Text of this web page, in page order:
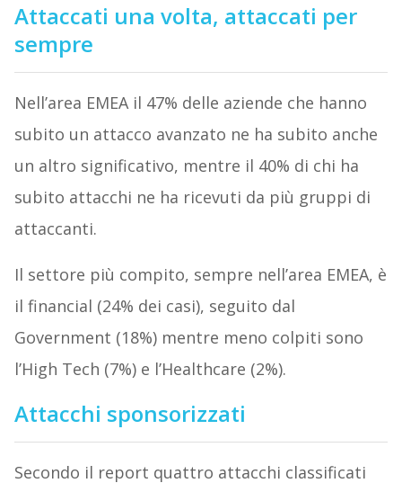
Attaccati una volta, attaccati per
sempre
Nell’area EMEA il 47% delle aziende che hanno
subito un attacco avanzato ne ha subito anche
un altro significativo, mentre il 40% di chi ha
subito attacchi ne ha ricevuti da più gruppi di
attaccanti.
Il settore più compito, sempre nell’area EMEA, è
il financial (24% dei casi), seguito dal
Government (18%) mentre meno colpiti sono
l’High Tech (7%) e l’Healthcare (2%).
Attacchi sponsorizzati
Secondo il report quattro attacchi classificati